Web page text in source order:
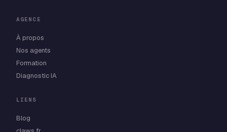
AGENCE
À propos
Nos agents
Formation
Diagnostic IA
LIENS
Blog